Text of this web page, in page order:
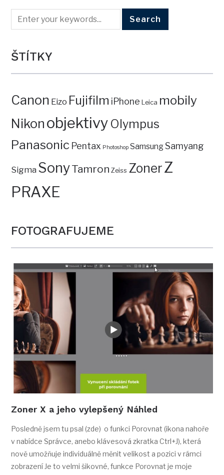
ŠTÍTKY
Canon Eizo Fujifilm iPhone Leica mobily
Nikon objektivy Olympus
Panasonic Pentax Photoshop SamsungSamyang
Sigma SonyTamron Zeiss ZonerZ
PRAXE
FOTOGRAFUJEME
Zoner X a jeho vylepšený Náhled
Posledně jsem tu psal (zde) o funkci Porovnat (ikona nahoře
v nabídce Správce, anebo klávesová zkratka Ctrl+J), která
nově umožňuje individuálně měnit velikost a pozici v rámci
zobrazení Je to velmi šikovné, funkce Porovnat je moje